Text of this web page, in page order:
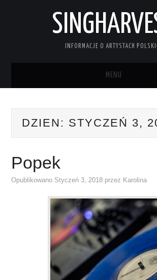
INFORMACJE O ARTYSTACH
MENU
KONTAKT
DZIEN: STYCZEŃ 3,
Popek
Opublikowano Styczeń 3, 2018 przez Karolina